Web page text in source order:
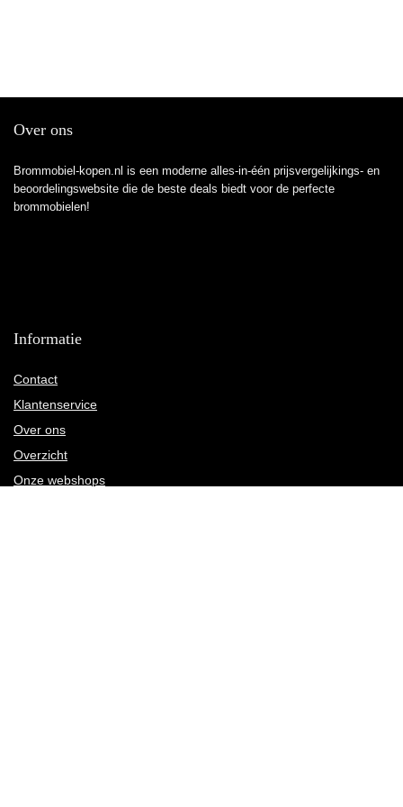
Over ons
Brommobiel-kopen.nl is een moderne alles-in-één prijsvergelijkings- en
beoordelingswebsite die de beste deals biedt voor de perfecte
brommobielen!
Informatie
Contact
Klantenservice
Over ons
Overzicht
Onze webshops